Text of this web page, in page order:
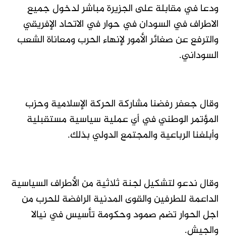
ودعا في مقابلة على الجزيرة مباشر لدخول جميع
الاطراف في السودان في حوار في الاتحاد الإفريقي
والترفع عن صغائر الأمور لإنهاء الحرب ومعاناة الشعب
السوداني.
وقال جعفر رفضنا مشاركة الحركة الإسلامية وحزب
المؤتمر الوطني في أي عملية سياسية مستقبلية
وأبلغنا الرباعية والمجتمع الدولي بذلك.
وقال ندعو لتشكيل لجنة ثلاثية من الأطراف السياسية
الداعمة للطرفين والقوى المدنية الرافضة للحرب من
اجل الحوار تضم صمود وحكومة تأسيس في نيالا
والجيش.